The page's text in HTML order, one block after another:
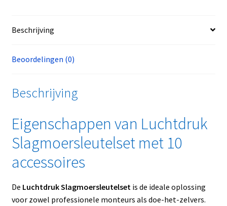
Beschrijving
Beoordelingen (0)
Beschrijving
Eigenschappen van Luchtdruk
Slagmoersleutelset met 10
accessoires
De Luchtdruk Slagmoersleutelset is de ideale oplossing
voor zowel professionele monteurs als doe-het-zelvers.